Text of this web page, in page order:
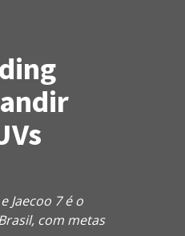
Jaecoo 7 é o
com metas